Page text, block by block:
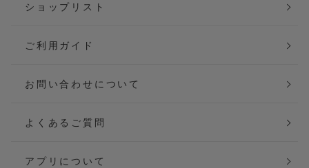
ショップリスト
ご利用ガイド
お問い合わせについて
よくあるご質問
アプリについて